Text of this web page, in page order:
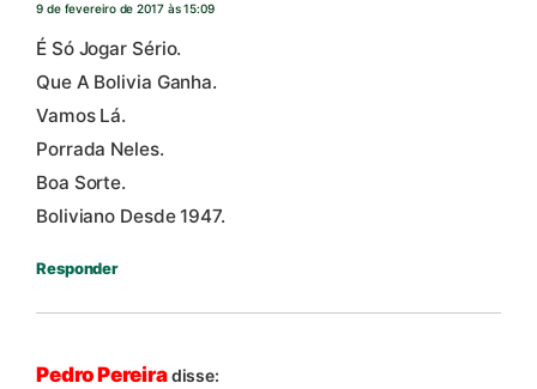
9 de fevereiro de 2017 às 15:09
É Só Jogar Sério.
Que A Bolivia Ganha.
Vamos Lá.
Porrada Neles.
Boa Sorte.
Boliviano Desde 1947.
Responder
Pedro Pereiradisse: